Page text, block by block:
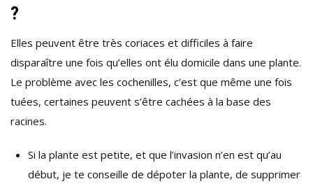
?
Elles peuvent être très coriaces et difficiles à faire
disparaître une fois qu’elles ont élu domicile dans une plante.
Le problème avec les cochenilles, c’est que même une fois
tuées, certaines peuvent s’être cachées à la base des
racines.
Si la plante est petite, et que l’invasion n’en est qu’au
début, je te conseille de dépoter la plante, de supprimer